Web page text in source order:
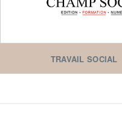
TRAVAIL SOCIAL